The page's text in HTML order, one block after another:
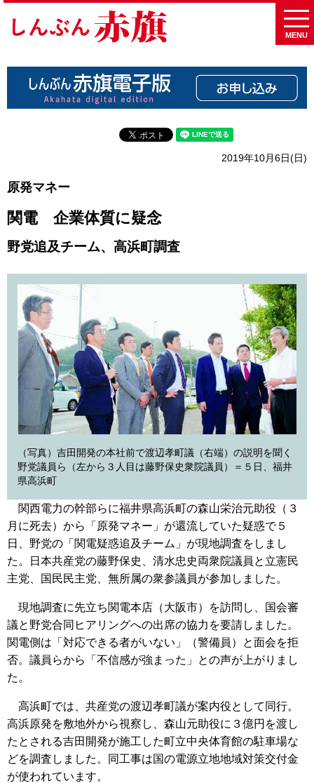
MENU
2019年10月6日(日)
原発マネー
関電 企業体質に疑念
野党追及チーム、高浜町調査
（写真）吉田開発の本社前で渡辺孝町議（右端）の説明を聞く
野党議員ら（左から３人目は藤野保史衆院議員）＝５日、福井
県高浜町
関西電力の幹部らに福井県高浜町の森山栄治元助役（３
月に死去）から「原発マネー」が還流していた疑惑で５
日、野党の「関電疑惑追及チーム」が現地調査をしまし
た。日本共産党の藤野保史、清水忠史両衆院議員と立憲民
主党、国民民主党、無所属の衆参議員が参加しました。
現地調査に先立ち関電本店（大阪市）を訪問し、国会審
議と野党合同ヒアリングへの出席の協力を要請しました。
関電側は「対応できる者がいない」（警備員）と面会を拒
否。議員らから「不信感が強まった」との声が上がりまし
た。
高浜町では、共産党の渡辺孝町議が案内役として同行。
高浜原発を敷地外から視察し、森山元助役に３億円を渡し
たとされる吉田開発が施工した町立中央体育館の駐車場な
どを調査しました。同工事は国の電源立地地域対策交付金
が使われています。